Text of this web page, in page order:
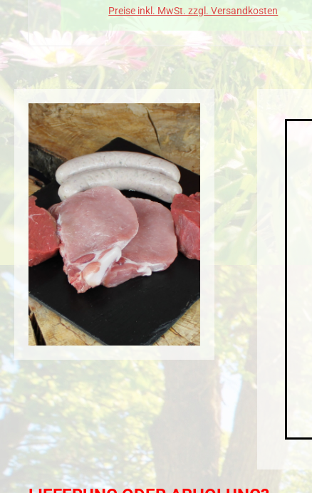
Preise inkl. MwSt. zzgl. Versandkosten